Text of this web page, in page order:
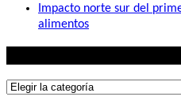
Impacto norte sur del
alimentos
Lo